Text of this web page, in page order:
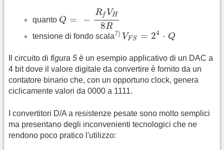
quanto Q = −
Rf VH
8R
H8 R
tensione di fondo scala7) VFS = 24 ⋅ Q
VF 4⋅
Il circuito di figura 5 è un esempio applicativo di un DAC a
4 bit dove il valore digitale da convertire è fornito da un
contatore binario che, con un opportuno clock, genera
ciclicamente valori da 0000 a 1111.
I convertitori D/A a resistenze pesate sono molto semplici
ma presentano degli inconvenienti tecnologici che ne
rendono poco pratico l'utilizzo: